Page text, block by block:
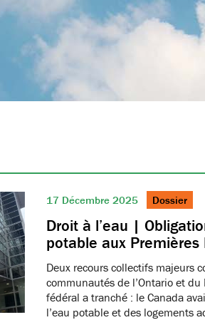
17 Décembre 2025 Dossier
Droit à l’eau |
potable aux Premières
Deux recours collectifs majeurs
communautés de l’Ontario et
fédéral a tranché : le Canada
l’eau potable et des logements